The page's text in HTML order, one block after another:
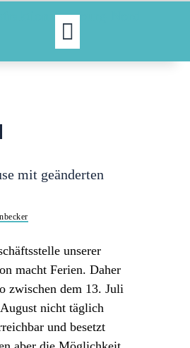
mit geänderten
unserer
macht Ferien. Daher
zwischen dem 13. Juli
nicht täglich
und besetzt